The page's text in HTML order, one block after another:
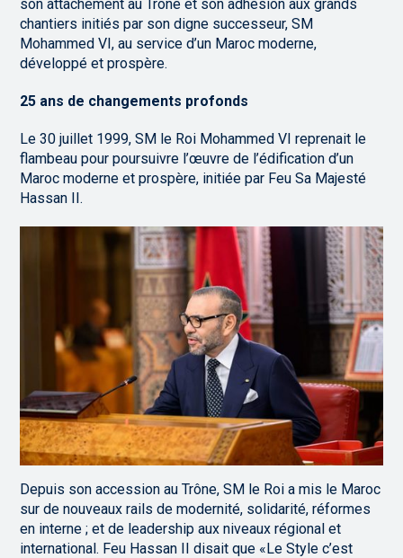
son attachement au Trône et son adhésion aux grands
chantiers initiés par son digne successeur, SM
Mohammed VI, au service d’un Maroc moderne,
développé et prospère.
25 ans de changements profonds
Le 30 juillet 1999, SM le Roi Mohammed VI reprenait le
flambeau pour poursuivre l’œuvre de l’édification d’un
Maroc moderne et prospère, initiée par Feu Sa Majesté
Hassan II.
Depuis son accession au Trône, SM le Roi a mis le Maroc
sur de nouveaux rails de modernité, solidarité, réformes
en interne ; et de leadership aux niveaux régional et
international. Feu Hassan II disait que «Le Style c’est